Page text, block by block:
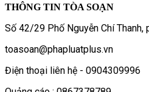
THÔNG TIN TÒA SOẠN
Số 42/29 Phố Nguyễn Chí Thanh,
toasoan@phapluatplus.vn
Điện thoại liên hệ - 0904309996